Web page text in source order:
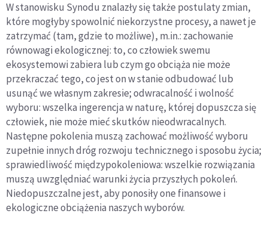
W stanowisku Synodu znalazły się także postulaty zmian,
które mogłyby spowolnić niekorzystne procesy, a nawet je
zatrzymać (tam, gdzie to możliwe), m.in.: zachowanie
równowagi ekologicznej: to, co człowiek swemu
ekosystemowi zabiera lub czym go obciąża nie może
przekraczać tego, co jest on w stanie odbudować lub
usunąć we własnym zakresie; odwracalność i wolność
wyboru: wszelka ingerencja w naturę, której dopuszcza się
człowiek, nie może mieć skutków nieodwracalnych.
Następne pokolenia muszą zachować możliwość wyboru
zupełnie innych dróg rozwoju technicznego i sposobu życia;
sprawiedliwość międzypokoleniowa: wszelkie rozwiązania
muszą uwzględniać warunki życia przyszłych pokoleń.
Niedopuszczalne jest, aby ponosiły one finansowe i
ekologiczne obciążenia naszych wyborów.